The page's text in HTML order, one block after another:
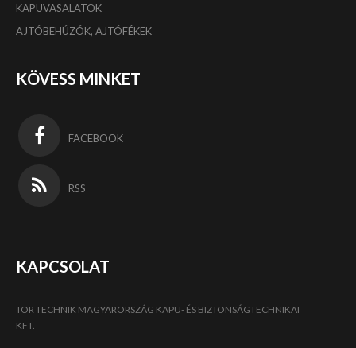
KAPUVASALATOK
AJTÓBEHÚZÓK, AJTÓFÉKEK
KÖVESS MINKET
FACEBOOK
RSS
KAPCSOLAT
TOR TECHNIK MAGYARORSZÁG KAPU- ÉS BIZTONSÁGTECHNIKAI
KFT.